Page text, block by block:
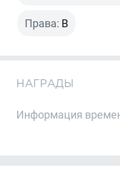
Права: B
НАГРАДЫ
Информация